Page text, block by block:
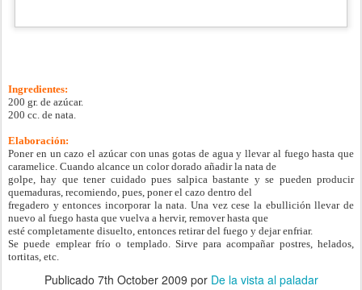
Ingredientes:
200 gr. de azúcar.
200 cc. de nata.
Elaboración:
Poner en un cazo el azúcar con unas gotas de agua y llevar al fuego hasta que
caramelice. Cuando alcance un color dorado añadir la nata de
golpe, hay que tener cuidado pues salpica bastante y se pueden producir
quemaduras, recomiendo, pues, poner el cazo dentro del
fregadero y entonces incorporar la nata. Una vez cese la ebullición llevar de
nuevo al fuego hasta que vuelva a hervir, remover hasta que
esté completamente disuelto, entonces retirar del fuego y dejar enfriar.
Se puede emplear frío o templado. Sirve para acompañar postres, helados,
tortitas, etc.
Publicado 7th October 2009 por De la vista al paladar